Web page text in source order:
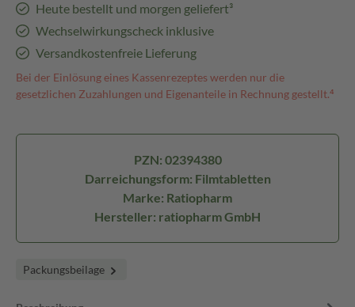
Heute bestellt und morgen geliefert³
Wechselwirkungscheck inklusive
Versandkostenfreie Lieferung
Bei der Einlösung eines Kassenrezeptes werden nur die
gesetzlichen Zuzahlungen und Eigenanteile in Rechnung gestellt.⁴
PZN: 02394380
Darreichungsform: Filmtabletten
Marke: Ratiopharm
Hersteller: ratiopharm GmbH
Packungsbeilage